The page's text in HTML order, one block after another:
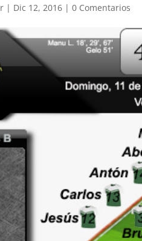
| Dic 12, 2016 |0 Comentarios